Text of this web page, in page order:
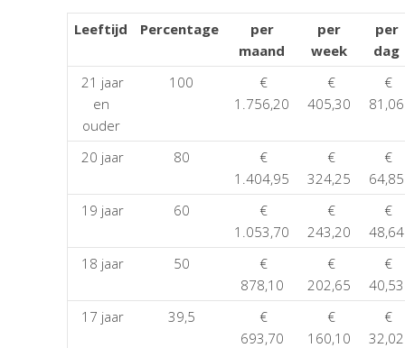
Leeftijd Percentage
per
maand
per
week
per
dag
21 jaar
en
ouder
100
€
1.756,20
€
405,30
€
81,06
20 jaar 80
€
1.404,95
€
324,25
€
64,85
19 jaar
60
€
1.053,70
€
243,20
€
48,64
18 jaar
50
€
878,10
€
202,65
€
40,53
17 jaar
39,5
€
693,70
€
160,10
€
32,02